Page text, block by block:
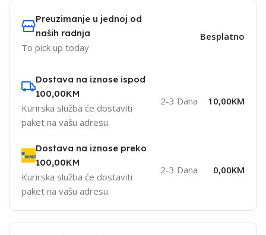
Preuzimanje u jednoj od
naših radnja
To pick up today
Besplatno
Dostava na iznose ispod
100,00KM
Kurirska služba će dostaviti
paket na vašu adresu.
2-3 Dana 10,00KM
Dostava na iznose preko
100,00KM
Kurirska služba će dostaviti
paket na vašu adresu.
2-3 Dana 0,00KM